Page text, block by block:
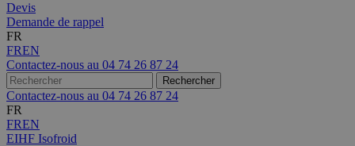
Devis
Demande de rappel
FR
FREN
Contactez-nous au 04 74 26 87 24
Contactez-nous au 04 74 26 87 24
FR
FREN
EIHF Isofroid